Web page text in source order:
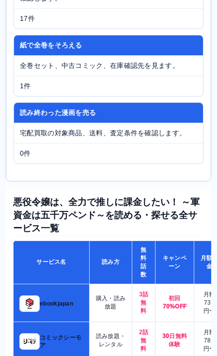
17件
紙で全巻をそろえる
全巻セット、中古コミック、在庫確認先を見ます。
1件
読み終わった漫画を売る
宅配買取の対象商品、送料、査定条件を確認します。
0件
悪役令嬢は、全力で推しに課金したい！ ～軍
資金は五千万ペンド～を読める・探せる全サ
ービス一覧
サービス名 読み方
無
料
話
数
キャンペ
ーン
月額
金
ebookjapan
購入・読み
放題
3話
無
料
初回
70%OFF
月額
730
円〜
コミックシーモ
ア
読み放題・
レンタル
2話
無
料
30日無料
体験
月額
780
円〜